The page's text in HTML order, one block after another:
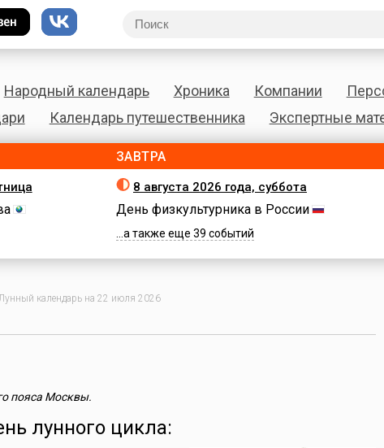
Народный календарь Хроника Компании
Календарь путешественника Экспертные
ЗАВТРА
8 августа 2026 года, суббота
День физкультурника в России
...а также еще 39 событий
календарь на 22 июля 2026
пояса Москвы.
лунного цикла: